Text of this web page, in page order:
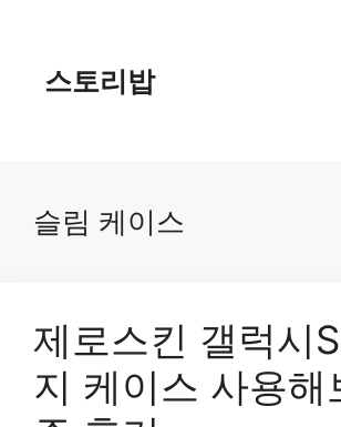
스토리밥
슬림 케이스
제로스킨 갤럭시
지 케이스 사용해